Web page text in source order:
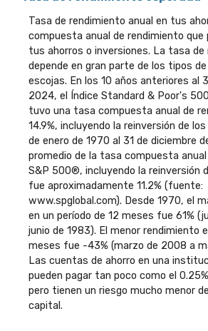
Tasa de rendimiento anual en tus
compuesta anual de rendimiento que
tus ahorros o inversiones. La tasa de
depende en gran parte de los tipos
escojas. En los 10 años anteriores al
2024, el Índice Standard & Poor's
tuvo una tasa compuesta anual de
14.9%, incluyendo la reinversión de los
de enero de 1970 al 31 de diciembre
promedio de la tasa compuesta
S&P 500®, incluyendo la reinversión
fue aproximadamente 11.2% (fuente:
www.spglobal.com). Desde 1970, el
en un período de 12 meses fue 61%
junio de 1983). El menor rendimiento
meses fue -43% (marzo de 2008 a
Las cuentas de ahorro en una
pueden pagar tan poco como el
pero tienen un riesgo mucho menor
capital.